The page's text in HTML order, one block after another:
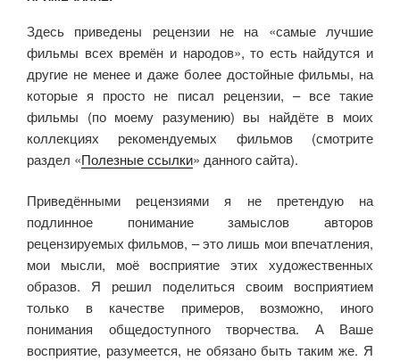
Здесь приведены рецензии не на «самые лучшие
фильмы всех времён и народов», то есть найдутся и
другие не менее и даже более достойные фильмы, на
которые я просто не писал рецензии, – все такие
фильмы (по моему разумению) вы найдёте в моих
коллекциях рекомендуемых фильмов (смотрите
раздел «Полезные ссылки» данного сайта).
Приведёнными рецензиями я не претендую на
подлинное понимание замыслов авторов
рецензируемых фильмов, – это лишь мои впечатления,
мои мысли, моё восприятие этих художественных
образов. Я решил поделиться своим восприятием
только в качестве примеров, возможно, иного
понимания общедоступного творчества. А Ваше
восприятие, разумеется, не обязано быть таким же. Я